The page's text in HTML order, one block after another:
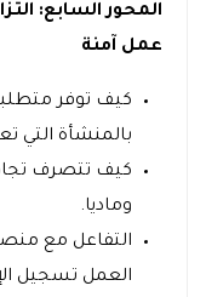
المحور السابع:
عمل آمنة
كيف توفر
بالمنشأة التي
كيف تتصرف تجاه
وماديا.
التفاعل مع
العمل تسجيل